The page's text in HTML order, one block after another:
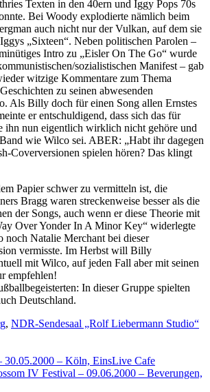
Texten in den 40ern und Iggy Pops 70s
Bei Woody explodierte nämlich beim
auch nicht nur der Vulkan, auf dem sie
„Sixteen“. Neben politischen Parolen –
Intro zu „Eisler On The Go“ wurde
sozialistischen Manifest – gab
witzige Kommentare zum Thema
zu seinen abwesenden
Als Billy doch für einen Song allen Ernstes
er entschuldigend, dass sich das für
ihn nun eigentlich wirklich nicht gehöre und
wie Wilco sei. ABER: „Habt ihr dagegen
Coverversionen spielen hören? Das klingt
Papier schwer zu vermitteln ist, die
Bragg waren streckenweise besser als die
der Songs, auch wenn er diese Theorie mit
Over Yonder In A Minor Key“ widerlegte
noch Natalie Merchant bei dieser
vermisste. Im Herbst will Billy
mit Wilco, auf jeden Fall aber mit seinen
empfehlen!
In dieser Gruppe spielten
Deutschland.
, NDR-Sendesaal „Rolf Liebermann Studio“
30.05.2000 – Köln, EinsLive Cafe
IV Festival – 09.06.2000 – Beverungen,